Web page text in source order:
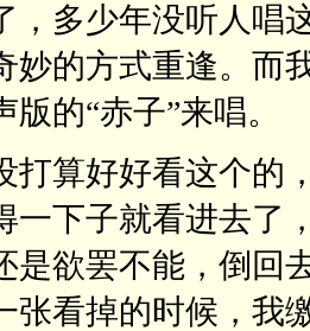
，多少年没听人唱
妙的方式重逢。而
的“赤子”来唱。
打算好好看这个的
一下子就看进去了
是欲罢不能，倒回
张看掉的时候，我